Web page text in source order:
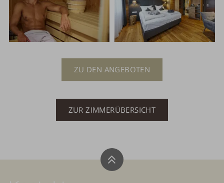
ZU DEN ANGEBOTEN
ZUR ZIMMERÜBERSICHT